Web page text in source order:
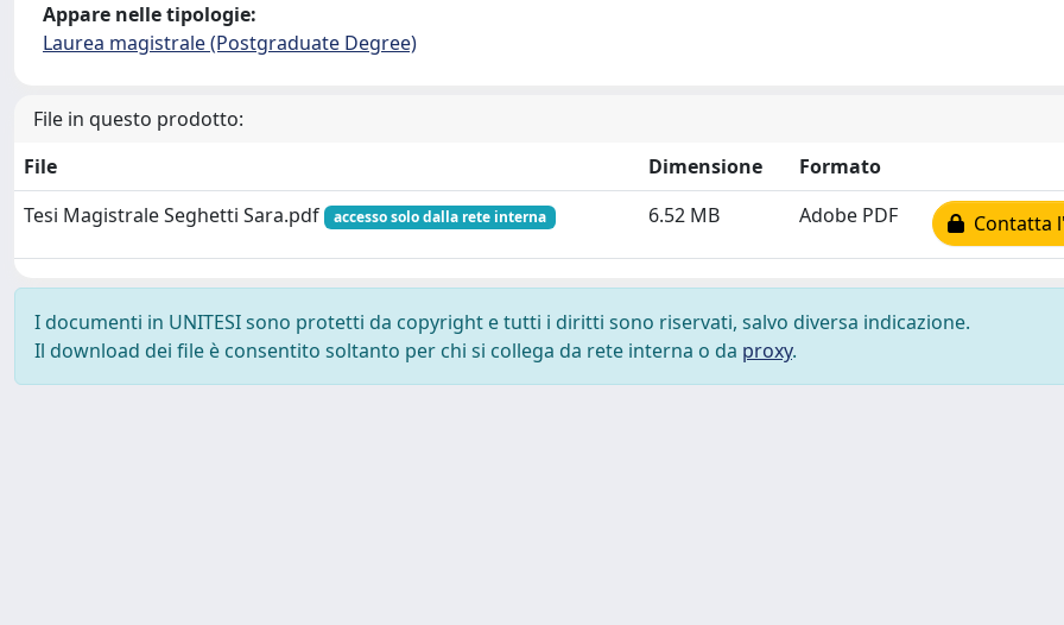
Appare nelle tipologie:
Laurea magistrale (Postgraduate Degree)
File in questo prodotto:
File
Dimensione
Formato
Tesi Magistrale Seghetti Sara.pdf
accesso solo dalla rete interna 6.52 MB Adobe PDF Contatta
I documenti in UNITESI sono protetti da copyright e tutti i diritti sono riservati, salvo diversa indicazione.
Il download dei file è consentito soltanto per chi si collega da rete interna o da proxy.